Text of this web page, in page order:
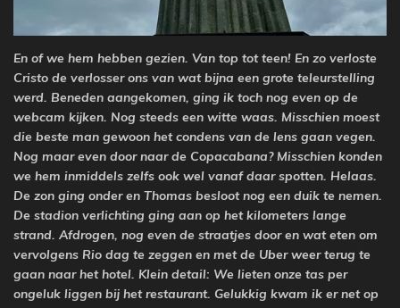
En of we hem hebben gezien. Van top tot teen! En zo verloste
Cristo de verlosser ons van wat bijna een grote teleurstelling
werd. Beneden aangekomen, ging ik toch nog even op de
webcam kijken. Nog steeds een witte waas. Misschien moest
die beste man gewoon het condens van de lens gaan vegen.
Nog maar even door naar de Copacabana? Misschien konden
we hem inmiddels zelfs ook wel vanaf daar spotten. Helaas.
De zon ging onder en Thomas besloot nog een duik te nemen.
De stadion verlichting ging aan op het kilometers lange
strand. Afdrogen, nog even de straatjes door en wat eten om
vervolgens Rio dag te zeggen en met de Uber weer terug te
gaan naar het hotel. Klein detail: We lieten onze tas per
ongeluk liggen bij het restaurant. Gelukkig kwam ik er net op